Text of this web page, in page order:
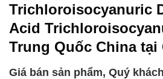
Trichloroisocyanuric
Acid
Trung Quốc China tại
Giá bán sản phẩm, Quý